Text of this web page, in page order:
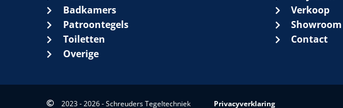
Badkamers
Patroontegels
Toiletten
Overige
Verkoop
Showroom
Contact
2023 - 2026 - Schreuders Tegeltechniek Privacyverklaring